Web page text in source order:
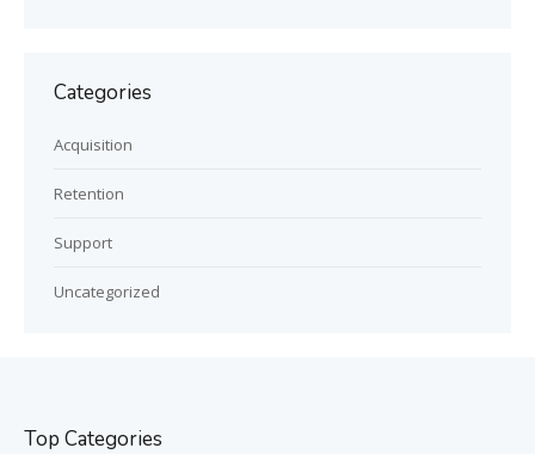
Categories
Acquisition
Retention
Support
Uncategorized
Top Categories